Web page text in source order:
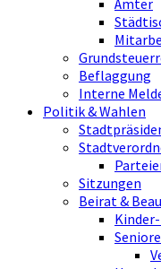
Beflaggung
Interne
Politik & Wahlen
Sitzungen
Beirat &